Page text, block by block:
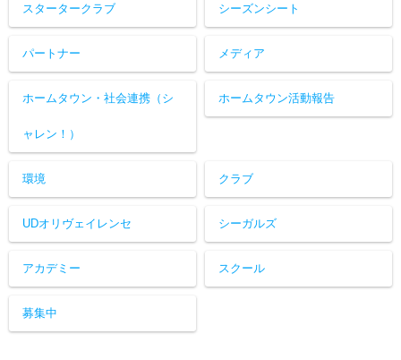
スタータークラブ シーズンシート
パートナー メディア
ホームタウン・社会連携（シ
ャレン！）
ホームタウン活動報告
環境 クラブ
UDオリヴェイレンセ シーガルズ
アカデミー スクール
募集中